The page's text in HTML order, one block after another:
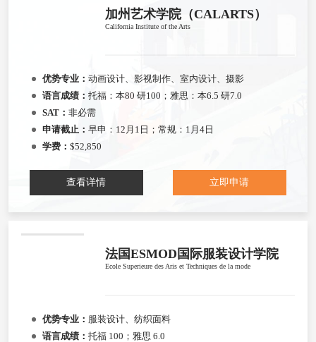
加州艺术学院（CALARTS）
California Institute of the Arts
优势专业： 动画设计、影视制作、室内设计、摄影
语言成绩： 托福：本80 研100；雅思：本6.5 研7.0
SAT： 非必需
申请截止： 早申：12月1日；常规：1月4日
学费： $52,850
查看详情 立即申请
法国ESMOD国际服装设计学院
Ecole Superieure des Aris et Techniques de la mode
优势专业： 服装设计、纺织面料
语言成绩： 托福 100；雅思 6.0